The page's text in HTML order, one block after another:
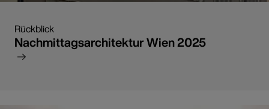
Rückblick
Nachmittagsarchitektur Wien 2025